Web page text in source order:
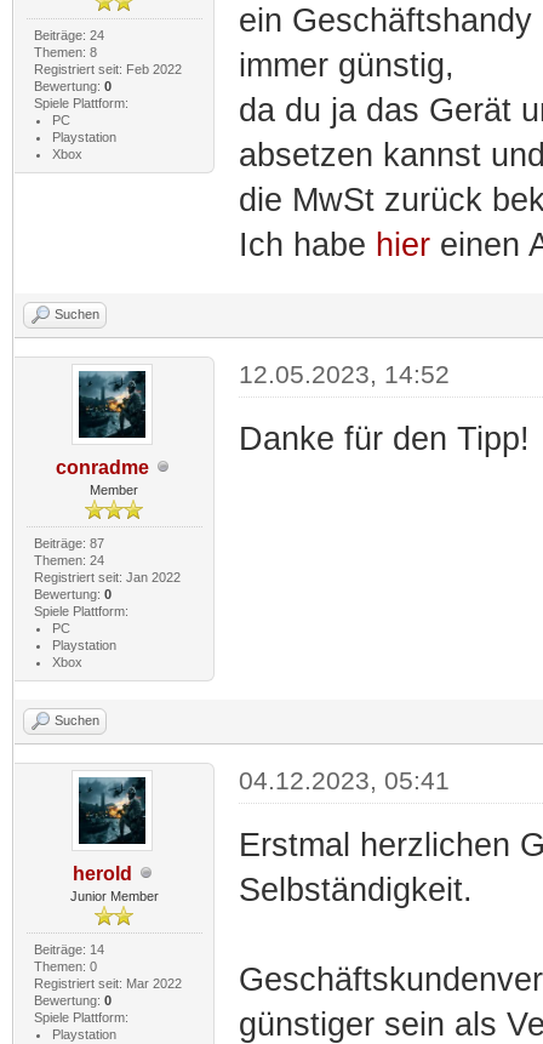
Beiträge: 24
Themen: 8
Registriert seit: Feb 2022
Bewertung: 0
Spiele Plattform:
PC
Playstation
Xbox
ein
immer günstig,
da du ja das Gerät
absetzen kannst
die MwSt zurück
Ich habe hiereinen
Suchen
conradme
Member
Beiträge: 87
Themen: 24
Registriert seit: Jan 2022
Bewertung: 0
Spiele Plattform:
PC
Playstation
Xbox
12.05.2023, 14:52
Danke für den Tipp!
Suchen
herold
Junior Member
Beiträge: 14
Themen: 0
Registriert seit: Mar 2022
Bewertung: 0
Spiele Plattform:
Playstation
04.12.2023, 05:41
Erstmal herzlichen
Selbständigkeit.
günstiger sein als